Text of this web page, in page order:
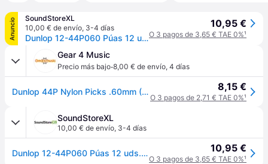
Anuncio
SoundStoreXL
10,00 € de envío, 3-4 días
Dunlop 12-44P060 Púas 12 uds. (0,60mm)
10,95 €
O 3 pagos de 3,65 € TAE 0%¹
Gear 4 Music
Precio más bajo·8,00 € de envío, 4 días
Dunlop 44P Nylon Picks .60mm (12 Pack) 8,15 €
O 3 pagos de 2,71 € TAE 0%¹
SoundStoreXL
10,00 € de envío, 3-4 días
Dunlop 12-44P060 Púas 12 uds. (0,60mm) 10,95 €
O 3 pagos de 3,65 € TAE 0%¹